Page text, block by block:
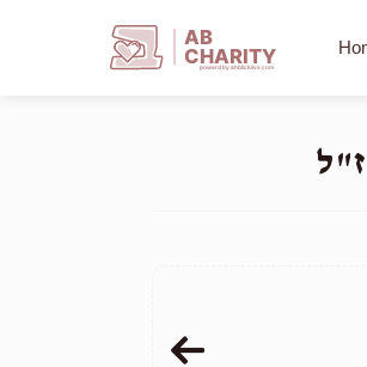
AB
CHARITY
powerd by ahblicklive.com